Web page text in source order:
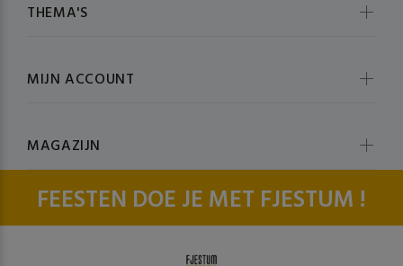
FEESTEN DOE JE MET FJESTUM !
THEMA'S
MIJN ACCOUNT
MAGAZIJN